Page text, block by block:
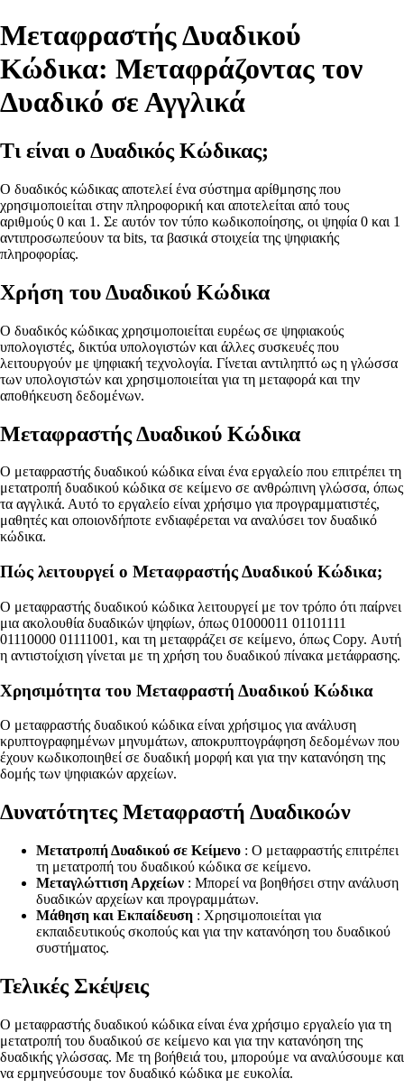
Μεταφραστής Δυαδικού
Κώδικα: Μεταφράζοντας τον
Δυαδικό σε Αγγλικά
Τι είναι ο Δυαδικός Κώδικας;
Ο δυαδικός κώδικας αποτελεί ένα σύστημα αρίθμησης που
χρησιμοποιείται στην πληροφορική και αποτελείται από τους
αριθμούς 0 και 1. Σε αυτόν τον τύπο κωδικοποίησης, οι ψηφία 0 και 1
αντιπροσωπεύουν τα bits, τα βασικά στοιχεία της ψηφιακής
πληροφορίας.
Χρήση του Δυαδικού Κώδικα
Ο δυαδικός κώδικας χρησιμοποιείται ευρέως σε ψηφιακούς
υπολογιστές, δικτύα υπολογιστών και άλλες συσκευές που
λειτουργούν με ψηφιακή τεχνολογία. Γίνεται αντιληπτό ως η γλώσσα
των υπολογιστών και χρησιμοποιείται για τη μεταφορά και την
αποθήκευση δεδομένων.
Μεταφραστής Δυαδικού Κώδικα
Ο μεταφραστής δυαδικού κώδικα είναι ένα εργαλείο που επιτρέπει τη
μετατροπή δυαδικού κώδικα σε κείμενο σε ανθρώπινη γλώσσα, όπως
τα αγγλικά. Αυτό το εργαλείο είναι χρήσιμο για προγραμματιστές,
μαθητές και οποιονδήποτε ενδιαφέρεται να αναλύσει τον δυαδικό
κώδικα.
Πώς λειτουργεί ο Μεταφραστής Δυαδικού Κώδικα;
Ο μεταφραστής δυαδικού κώδικα λειτουργεί με τον τρόπο ότι παίρνει
μια ακολουθία δυαδικών ψηφίων, όπως 01000011 01101111
01110000 01111001, και τη μεταφράζει σε κείμενο, όπως Copy. Αυτή
η αντιστοίχιση γίνεται με τη χρήση του δυαδικού πίνακα μετάφρασης.
Χρησιμότητα του Μεταφραστή Δυαδικού Κώδικα
Ο μεταφραστής δυαδικού κώδικα είναι χρήσιμος για ανάλυση
κρυπτογραφημένων μηνυμάτων, αποκρυπτογράφηση δεδομένων που
έχουν κωδικοποιηθεί σε δυαδική μορφή και για την κατανόηση της
δομής των ψηφιακών αρχείων.
Δυνατότητες Μεταφραστή Δυαδικοών
Μετατροπή Δυαδικού σε Κείμενο : Ο μεταφραστής επιτρέπει
τη μετατροπή του δυαδικού κώδικα σε κείμενο.
Μεταγλώττιση Αρχείων : Μπορεί να βοηθήσει στην ανάλυση
δυαδικών αρχείων και προγραμμάτων.
Μάθηση και Εκπαίδευση : Χρησιμοποιείται για
εκπαιδευτικούς σκοπούς και για την κατανόηση του δυαδικού
συστήματος.
Τελικές Σκέψεις
Ο μεταφραστής δυαδικού κώδικα είναι ένα χρήσιμο εργαλείο για τη
μετατροπή του δυαδικού σε κείμενο και για την κατανόηση της
δυαδικής γλώσσας. Με τη βοήθειά του, μπορούμε να αναλύσουμε και
να ερμηνεύσουμε τον δυαδικό κώδικα με ευκολία.